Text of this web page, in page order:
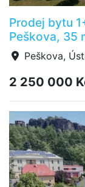
Prodej bytu
Peškova, 35
Peškova,
2 250 000